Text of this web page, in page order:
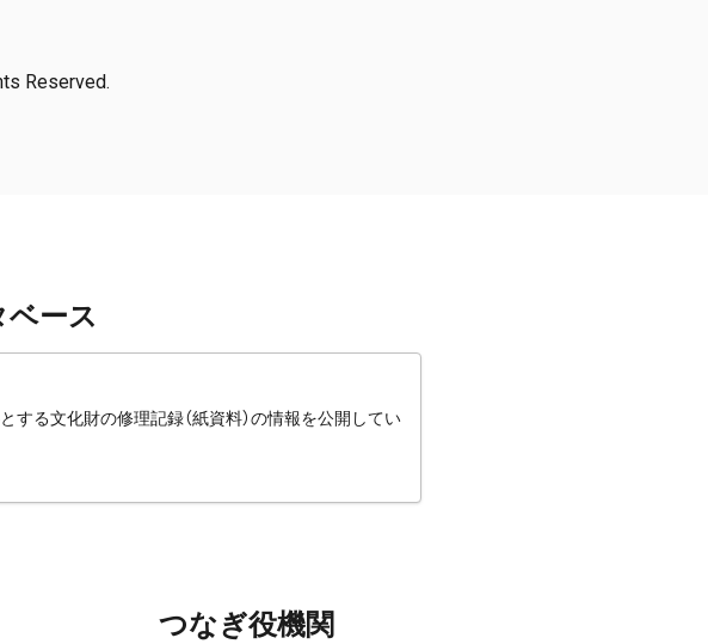
Reserved.
ース
る文化財の修理記録（紙資料）の情報を公開してい
つなぎ役機関